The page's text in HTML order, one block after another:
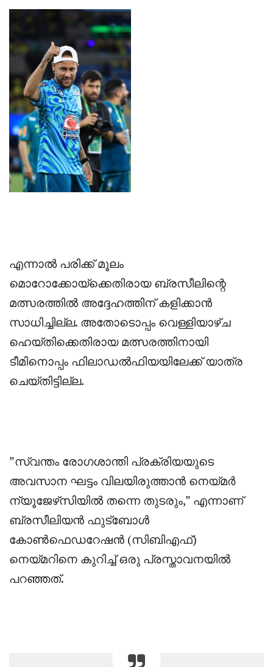
‎എന്നാൽ പരിക്ക് മൂലം
മൊറോക്കോയ്‌ക്കെതിരായ ബ്രസീലിന്റെ
മത്സരത്തിൽ അദ്ദേഹത്തിന് കളിക്കാൻ
സാധിച്ചില്ല. അതോടൊപ്പം വെള്ളിയാഴ്ച
ഹെയ്തിക്കെതിരായ മത്സരത്തിനായി
ടീമിനൊപ്പം ഫിലാഡൽഫിയയിലേക്ക് യാത്ര
ചെയ്തിട്ടില്ല.
‎”സ്വന്തം രോഗശാന്തി പ്രക്രിയയുടെ
അവസാന ഘട്ടം വിലയിരുത്താൻ നെയ്മർ
ന്യൂജേഴ്‌സിയിൽ തന്നെ തുടരും,” എന്നാണ്
ബ്രസീലിയൻ ഫുട്ബോൾ
കോൺഫെഡറേഷൻ (സിബിഎഫ്)
നെയ്മറിനെ കുറിച്ച് ഒരു പ്രസ്താവനയിൽ
പറഞ്ഞത്.